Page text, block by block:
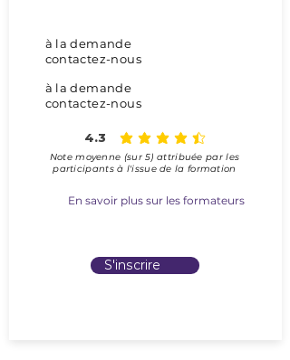
à la demande
contactez-nous
à la demande
contactez-nous
4.3 la note moyenne est
Note moyenne (sur 5) attribuéepar les
participants à l'issue de la formation
En savoir plus sur les formateurs
S'inscrire